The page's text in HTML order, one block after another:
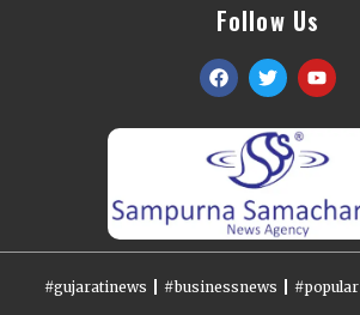
Follow Us
#gujaratinews #businessnews #popular